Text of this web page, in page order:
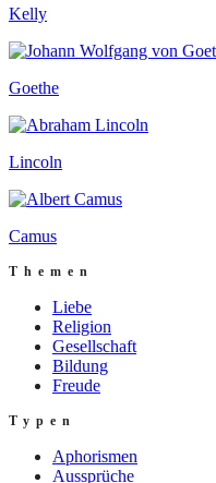
Kelly
Goethe
Lincoln
Camus
Themen
Liebe
Religion
Gesellschaft
Bildung
Freude
Typen
Aphorismen
Aussprüche